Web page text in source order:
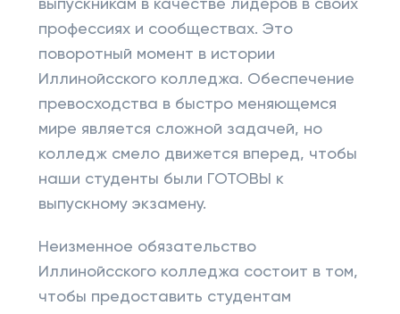
выпускникам в качестве лидеров в своих
профессиях и сообществах. Это
поворотный момент в истории
Иллинойсского колледжа. Обеспечение
превосходства в быстро меняющемся
мире является сложной задачей, но
колледж смело движется вперед, чтобы
наши студенты были ГОТОВЫ к
выпускному экзамену.
Неизменное обязательство
Иллинойсского колледжа состоит в том,
чтобы предоставить студентам